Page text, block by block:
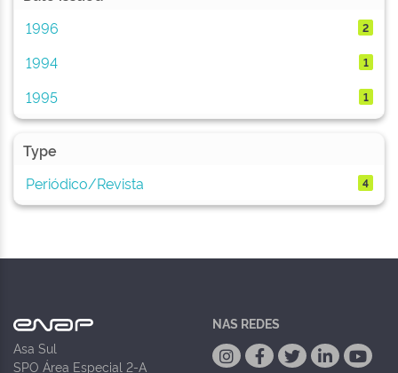
1996
2
1994 1
1995 1
Type
Periódico/Revista
4
Asa Sul
SPO Área Especial 2-A
NAS REDES